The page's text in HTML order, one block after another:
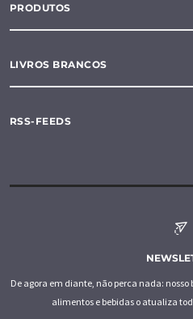
PRODUTOS
LIVROS BRANCOS
RSS-FEEDS
De agora em diante, não perca nada:
alimentos e bebidas o atualiza